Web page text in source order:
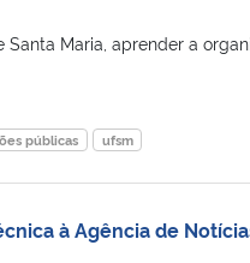
Maria, aprender a
públicas ufsm
à Agência de